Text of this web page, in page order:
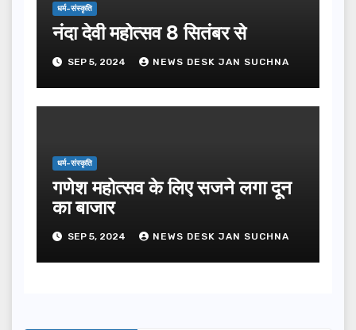
धर्म-संस्कृति
नंदा देवी महोत्सव 8 सितंबर से
SEP 5, 2024 NEWS DESK JAN SUCHNA
धर्म-संस्कृति
गणेश महोत्सव के लिए सजने लगा दून
का बाजार
SEP 5, 2024 NEWS DESK JAN SUCHNA